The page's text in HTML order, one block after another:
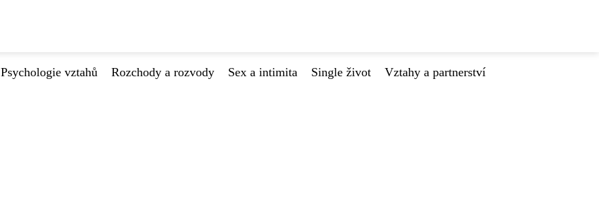
Psychologie vztahů Rozchody a rozvody Sex a intimita Single život Vztahy a partnerství